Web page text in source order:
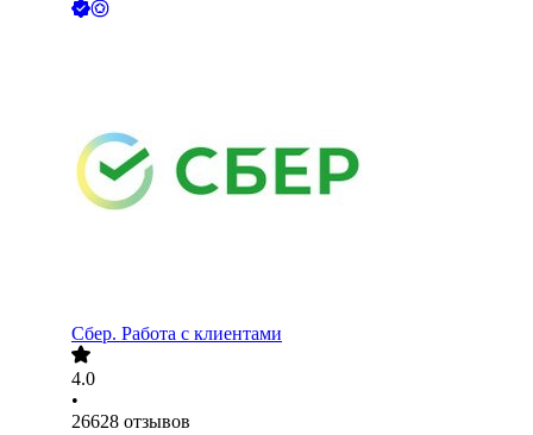
Сбер. Работа с клиентами
4.0
•
26628 отзывов